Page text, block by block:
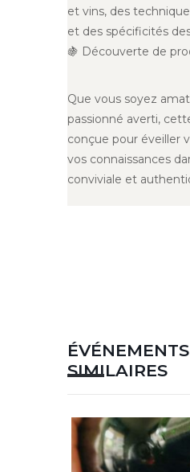
et vins, des
et des spécificités
🍇 Découverte de
Que vous soyez
passionné averti,
conçue pour éveiller
vos connaissances
conviviale et
ÉVÉNEMENTS
SIMILAIRES